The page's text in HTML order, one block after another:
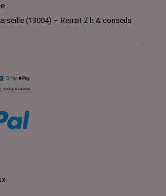
(13004) – Retrait 2 h & conseils